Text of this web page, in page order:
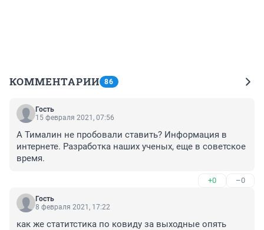
КОММЕНТАРИИ 86
Гость
15 февраля 2021, 07:56
А Тималин не пробовали ставить? Информация в
интернете. Разработка наших ученых, еще в советское
время.
+0 –0
Гость
8 февраля 2021, 17:22
как же статитстика по ковиду за выходные опять